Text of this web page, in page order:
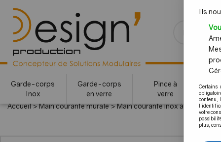
Garde-corps
Inox
Garde-corps
en verre
Pince à
verre
Accueil>Main courante murale>Main courante inox à LED et
Ils
Certains
contenu,
votre
plus,